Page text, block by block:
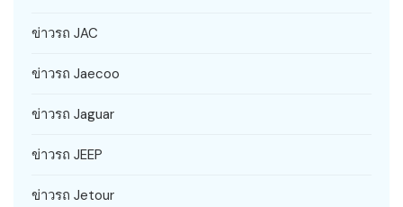
ข่าวรถ JAC
ข่าวรถ Jaecoo
ข่าวรถ Jaguar
ข่าวรถ JEEP
ข่าวรถ Jetour